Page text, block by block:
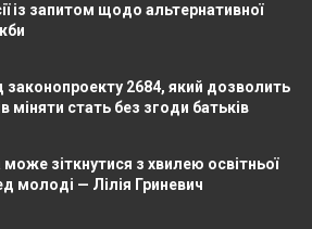
із запитом щодо альтернативної
2684, який дозволить
міняти стать без згоди батьків
може зіткнутися з хвилею освітньої
молоді — Лілія Гриневич